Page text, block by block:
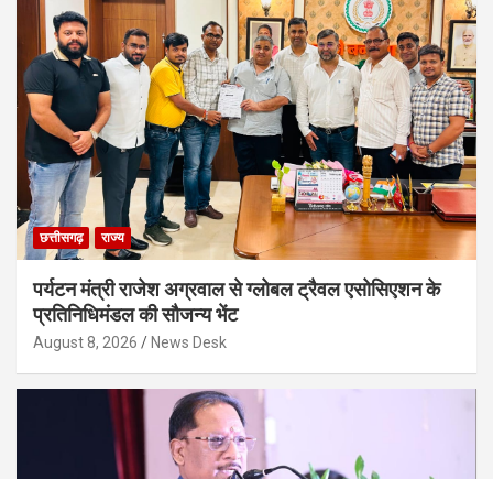
छत्तीसगढ़ राज्य
पर्यटन मंत्री राजेश अग्रवाल से ग्लोबल ट्रैवल एसोसिएशन के
प्रतिनिधिमंडल की सौजन्य भेंट
August 8, 2026 News Desk